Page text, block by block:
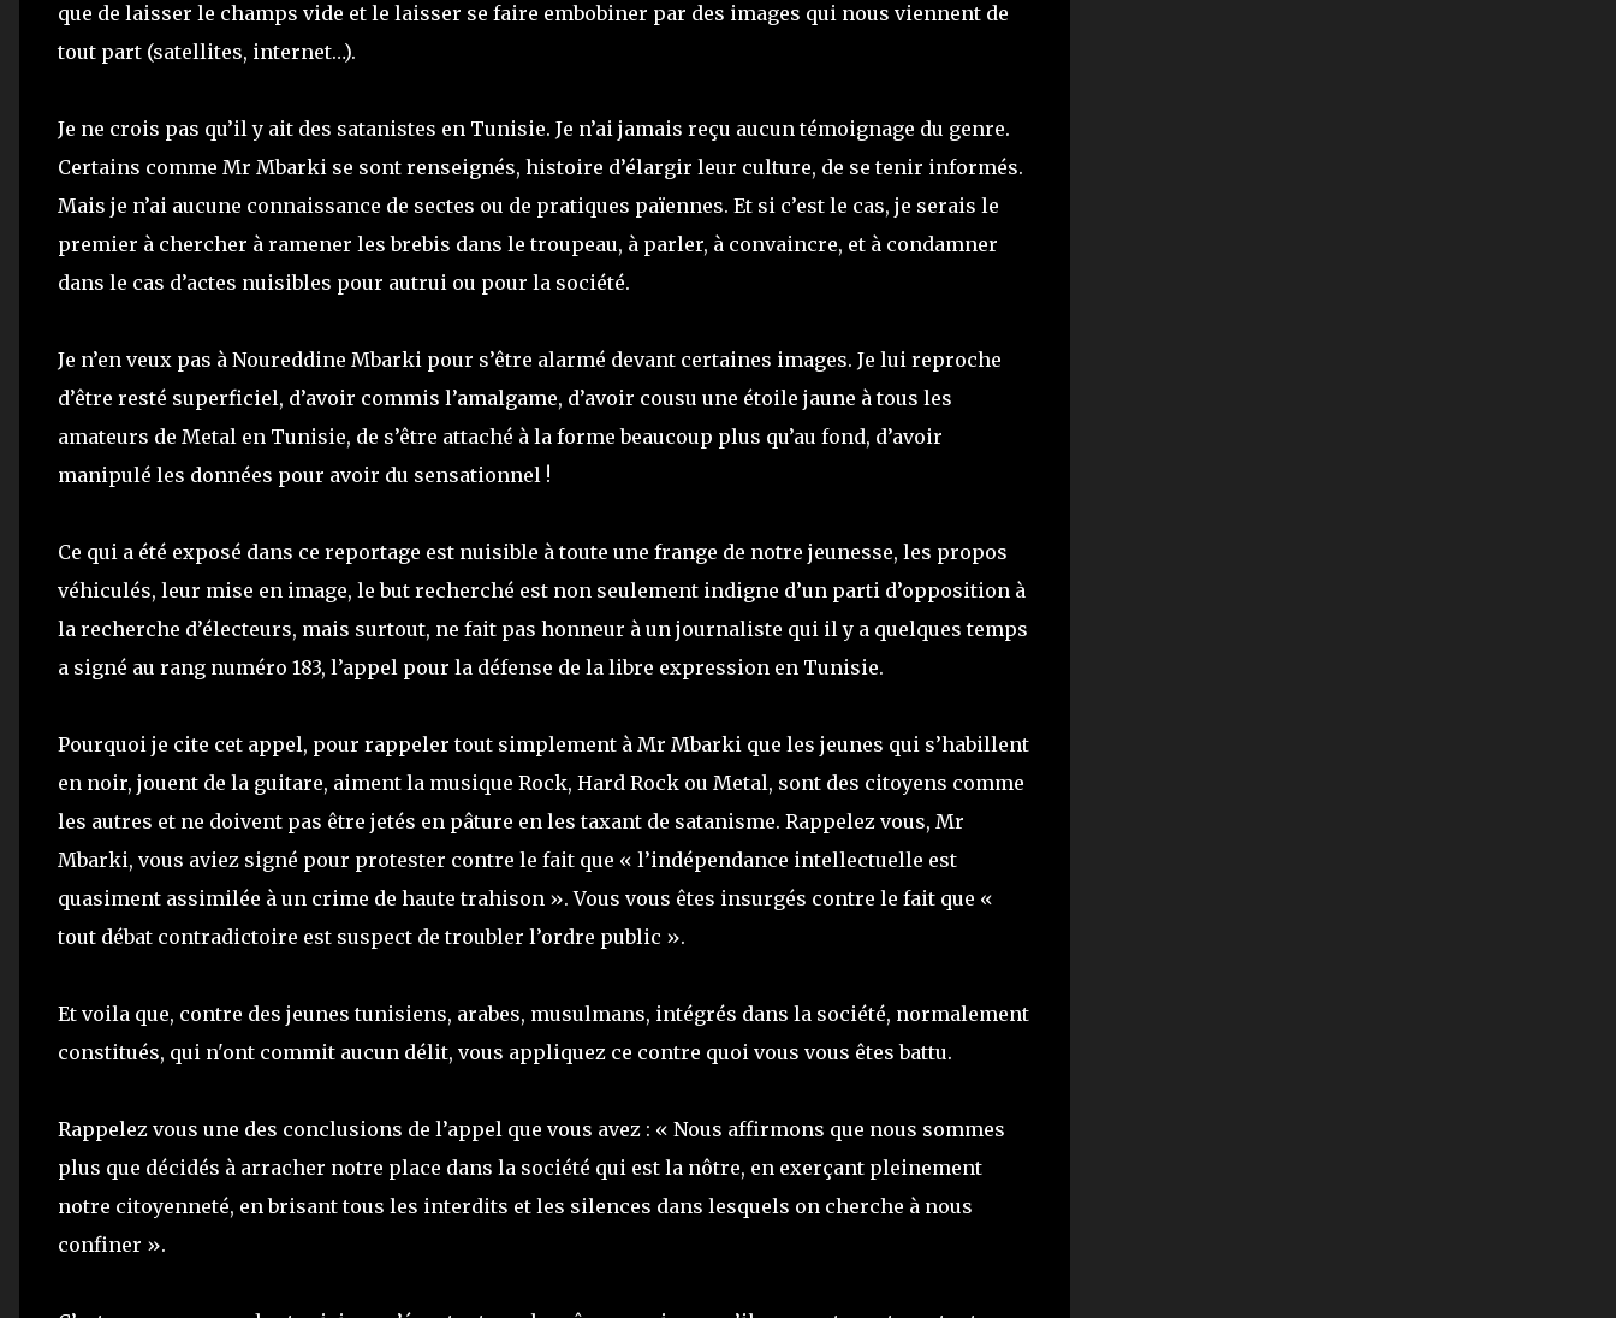
que de laisser le champs vide et le laisser se faire embobiner par des images qui nous viennent de
tout part (satellites, internet…).
Je ne crois pas qu’il y ait des satanistes en Tunisie. Je n’ai jamais reçu aucun témoignage du genre.
Certains comme Mr Mbarki se sont renseignés, histoire d’élargir leur culture, de se tenir informés.
Mais je n’ai aucune connaissance de sectes ou de pratiques païennes. Et si c’est le cas, je serais le
premier à chercher à ramener les brebis dans le troupeau, à parler, à convaincre, et à condamner
dans le cas d’actes nuisibles pour autrui ou pour la société.
Je n’en veux pas à Noureddine Mbarki pour s’être alarmé devant certaines images. Je lui reproche
d’être resté superficiel, d’avoir commis l’amalgame, d’avoir cousu une étoile jaune à tous les
amateurs de Metal en Tunisie, de s’être attaché à la forme beaucoup plus qu’au fond, d’avoir
manipulé les données pour avoir du sensationnel !
Ce qui a été exposé dans ce reportage est nuisible à toute une frange de notre jeunesse, les propos
véhiculés, leur mise en image, le but recherché est non seulement indigne d’un parti d’opposition à
la recherche d’électeurs, mais surtout, ne fait pas honneur à un journaliste qui il y a quelques temps
a signé au rang numéro 183, l’appel pour la défense de la libre expression en Tunisie.
Pourquoi je cite cet appel, pour rappeler tout simplement à Mr Mbarki que les jeunes qui s’habillent
en noir, jouent de la guitare, aiment la musique Rock, Hard Rock ou Metal, sont des citoyens comme
les autres et ne doivent pas être jetés en pâture en les taxant de satanisme. Rappelez vous, Mr
Mbarki, vous aviez signé pour protester contre le fait que « l’indépendance intellectuelle est
quasiment assimilée à un crime de haute trahison ». Vous vous êtes insurgés contre le fait que «
tout débat contradictoire est suspect de troubler l’ordre public ».
Et voila que, contre des jeunes tunisiens, arabes, musulmans, intégrés dans la société, normalement
constitués, qui n'ont commit aucun délit, vous appliquez ce contre quoi vous vous êtes battu.
Rappelez vous une des conclusions de l’appel que vous avez : « Nous affirmons que nous sommes
plus que décidés à arracher notre place dans la société qui est la nôtre, en exerçant pleinement
notre citoyenneté, en brisant tous les interdits et les silences dans lesquels on cherche à nous
confiner ».